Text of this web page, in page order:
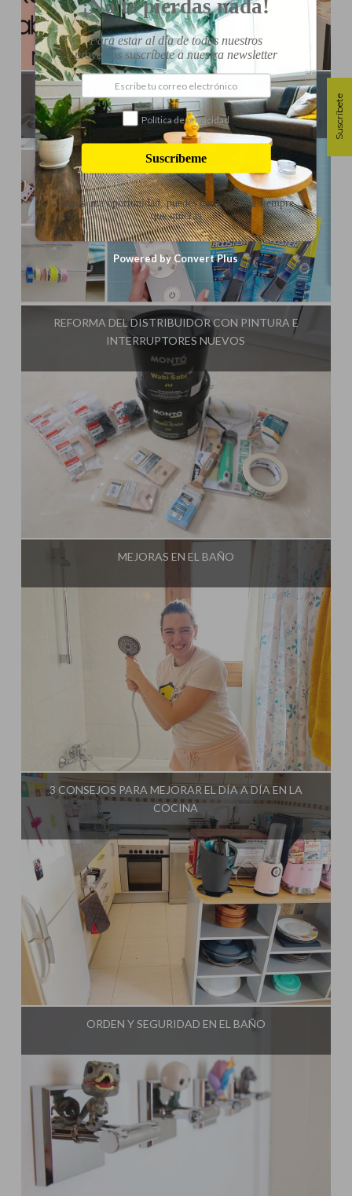
Influencer:Mami Crafter
ORGANIZACIÓN Y DECORACIÓN DEL CUARTO DE
COSTURA
Influencer:Mami Crafter
REFORMA DEL DISTRIBUIDOR CON PINTURA E
INTERRUPTORES NUEVOS
Influencer:Mami Crafter
MEJORAS EN EL BAÑO
Mami Crafter
3 CONSEJOS PARA MEJORAR EL DÍA A DÍA EN LA
COCINA
Influencer: Mami Crafter
ORDEN Y SEGURIDAD EN EL BAÑO
Suscríbete
¡No te pierdas nada!
Para estar al día de todos nuestros
proyectos suscríbete a nuestra newsletter
Política de privacidad
Suscríbeme
Danos una oportunidad, puedes darte de baja siempre
que quieras
Powered by Convert Plus